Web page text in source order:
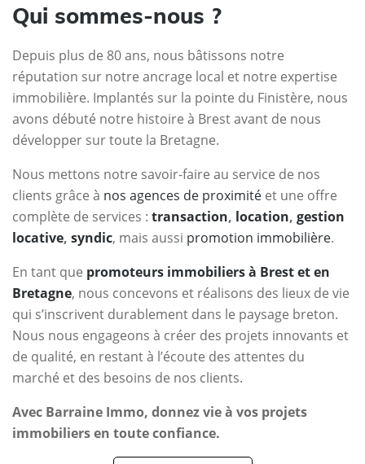
Qui sommes-nous ?
Depuis plus de 80 ans, nous bâtissons notre
réputation sur notre ancrage local et notre expertise
immobilière. Implantés sur la pointe du Finistère, nous
avons débuté notre histoire à Brest avant de nous
développer sur toute la Bretagne.
Nous mettons notre savoir-faire au service de nos
clients grâce à nos agences de proximité et une offre
complète de services : transaction, location, gestion
locative, syndic, mais aussi promotion immobilière.
En tant que promoteurs immobiliers à Brest et en
Bretagne, nous concevons et réalisons des lieux de vie
qui s’inscrivent durablement dans le paysage breton.
Nous nous engageons à créer des projets innovants et
de qualité, en restant à l’écoute des attentes du
marché et des besoins de nos clients.
Avec Barraine Immo, donnez vie à vos projets
immobiliers en toute confiance.